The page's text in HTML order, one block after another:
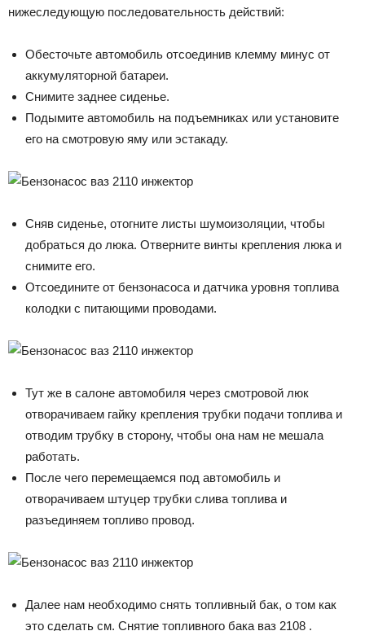
нижеследующую последовательность действий:
Обесточьте автомобиль отсоединив клемму минус от
аккумуляторной батареи.
Снимите заднее сиденье.
Подымите автомобиль на подъемниках или установите
его на смотровую яму или эстакаду.
Сняв сиденье, отогните листы шумоизоляции, чтобы
добраться до люка. Отверните винты крепления люка и
снимите его.
Отсоедините от бензонасоса и датчика уровня топлива
колодки с питающими проводами.
Тут же в салоне автомобиля через смотровой люк
отворачиваем гайку крепления трубки подачи топлива и
отводим трубку в сторону, чтобы она нам не мешала
работать.
После чего перемещаемся под автомобиль и
отворачиваем штуцер трубки слива топлива и
разъединяем топливо провод.
Далее нам необходимо снять топливный бак, о том как
это сделать см. Снятие топливного бака ваз 2108 .